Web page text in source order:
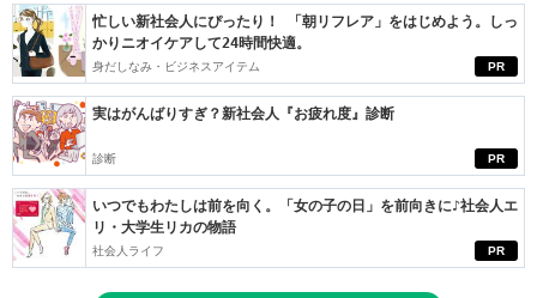
PR
忙しい新社会人にぴったり！ 「朝リフレア」をはじめよう。しっ
かりニオイケアして24時間快適。
身だしなみ・ビジネスアイテム
PR
実はがんばりすぎ？新社会人『お疲れ度』診断
診断
PR
いつでもわたしは前を向く。「女の子の日」を前向きに♪社会人エ
リ・大学生リカの物語
社会人ライフ